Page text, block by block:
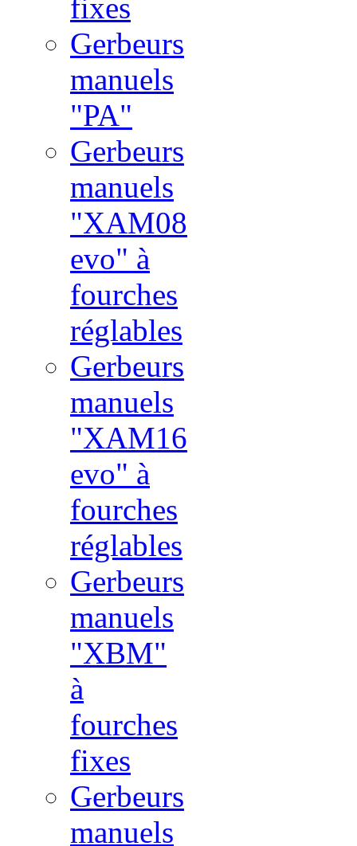
fixes
Gerbeurs
manuels
"PA"
Gerbeurs
manuels
"XAM08
evo" à
fourches
réglables
Gerbeurs
manuels
"XAM16
evo" à
fourches
réglables
Gerbeurs
manuels
"XBM"
à
fourches
fixes
Gerbeurs
manuels